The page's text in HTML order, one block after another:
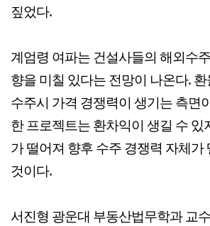
짚었다.
계엄령 여파는 건설사들의 해외수
향을 미칠 있다는 전망이 나온다.
수주시 가격 경쟁력이 생기는 측면
한 프로젝트는 환차익이 생길 수 있
가 떨어져 향후 수주 경쟁력 자체가
것이다.
서진형 광운대 부동산법무학과 교